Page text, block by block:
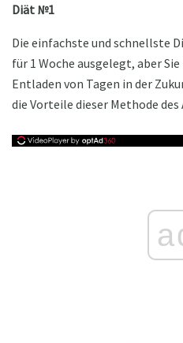
Diät №1
Die einfachste und schnellste
für 1 Woche ausgelegt, aber
Entladen von Tagen in der
die Vorteile dieser Methode